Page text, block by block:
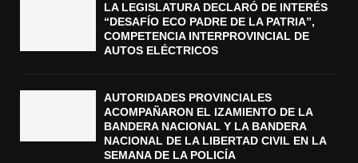
LA LEGISLATURA DECLARÓ DE INTERÉS
“DESAFÍO ECO PADRE DE LA PATRIA”,
COMPETENCIA INTERPROVINCIAL DE
AUTOS ELÉCTRICOS
AUTORIDADES PROVINCIALES
ACOMPAÑARON EL IZAMIENTO DE LA
BANDERA NACIONAL Y LA BANDERA
NACIONAL DE LA LIBERTAD CIVIL EN LA
SEMANA DE LA POLICÍA